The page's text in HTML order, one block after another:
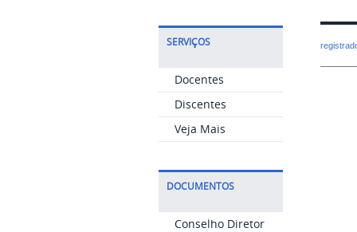
SERVIÇOS
Docentes
Discentes
Veja Mais
DOCUMENTOS
Conselho Diretor